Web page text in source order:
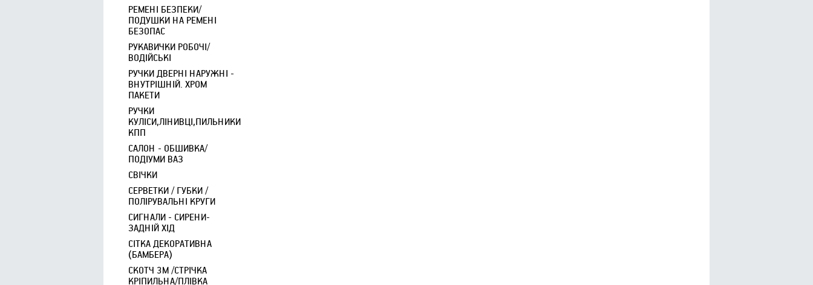
РЕМЕНІ БЕЗПЕКИ/
ПОДУШКИ НА РЕМЕНІ
БЕЗОПАС
РУКАВИЧКИ РОБОЧІ/
ВОДІЙСЬКІ
РУЧКИ ДВЕРНІ НАРУЖНІ -
ВНУТРІШНІЙ. ХРОМ
ПАКЕТИ
РУЧКИ
КУЛІСИ,ЛІНИВЦІ,ПИЛЬНИКИ
КПП
САЛОН - ОБШИВКА/
ПОДІУМИ ВАЗ
СВІЧКИ
СЕРВЕТКИ / ГУБКИ /
ПОЛІРУВАЛЬНІ КРУГИ
СИГНАЛИ - СИРЕНИ-
ЗАДНІЙ ХІД
СІТКА ДЕКОРАТИВНА
(БАМБЕРА)
СКОТЧ 3М /СТРІЧКА
КРІПИЛЬНА/ПЛІВКА